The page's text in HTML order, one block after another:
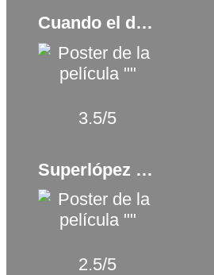
Cuando el destino nos alcance (1973)
3.5/5
Superlópez (2018)
2.5/5